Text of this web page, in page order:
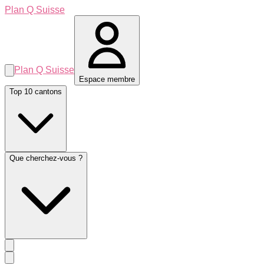
Plan Q Suisse
Plan Q Suisse
Espace membre
Top 10 cantons
Que cherchez-vous ?